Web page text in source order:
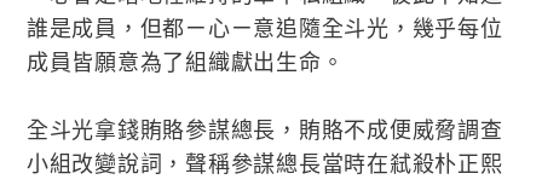
誰是成員，但都ㄧ心ㄧ意追隨全斗光，幾乎每位
成員皆願意為了組織獻出生命。
全斗光拿錢賄賂參謀總長，賄賂不成便威脅調查
小組改變說詞，聲稱參謀總長當時在弒殺朴正熙